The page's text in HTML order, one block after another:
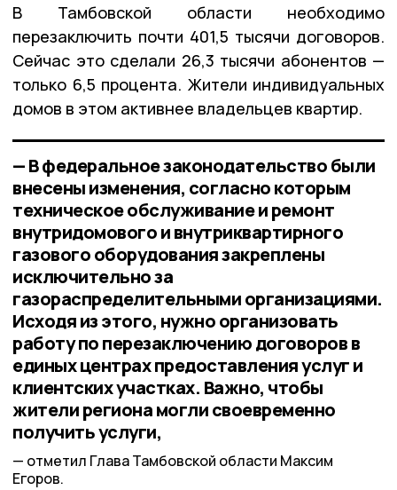
В Тамбовской области необходимо
перезаключить почти 401,5 тысячи договоров.
Сейчас это сделали 26,3 тысячи абонентов —
только 6,5 процента. Жители индивидуальных
домов в этом активнее владельцев квартир.
— В федеральное законодательство были
внесены изменения, согласно которым
техническое обслуживание и ремонт
внутридомового и внутриквартирного
газового оборудования закреплены
исключительно за
газораспределительными организациями.
Исходя из этого, нужно организовать
работу по перезаключению договоров в
единых центрах предоставления услуг и
клиентских участках. Важно, чтобы
жители региона могли своевременно
получить услуги,
отметил Глава Тамбовской области Максим
Егоров.